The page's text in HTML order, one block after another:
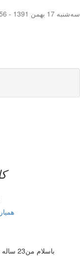
سه‌شنبه 17 بهمن 1391 - 13:56